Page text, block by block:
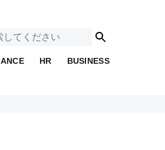
HR BUSINESS